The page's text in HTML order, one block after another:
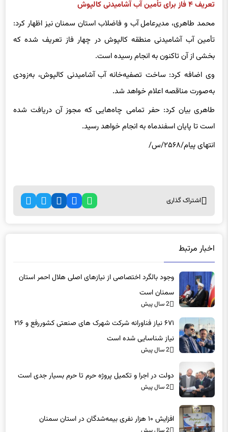
تعریف ۴ فاز برای تأمین آب آشامیدنی کالپوش
محمد طاهری، مدیرعامل آب و فاضلاب استان سمنان نیز اظهار کرد:
تأمین آب آشامیدنی منطقه کالپوش در چهار فاز تعریف شده که
بخشی از آن تاکنون به انجام رسیده است.
وی اضافه کرد: ساخت تصفیه‌خانه آب آشامیدنی کالپوش، به‌زودی
به‌صورت مناقصه اعلام خواهد شد.‌
طاهری بیان کرد: حفر تمامی چاه‌هایی که مجوز آن دریافت شده
است تا پایان اسفندماه به انجام خواهد رسید.
انتهای پیام/۲۵۶۸/س/
اشتراک گذاری
اخبار مرتبط
وجود بالگرد اختصاصی از نیازهای اصلی هلال احمر استان
سمنان است
2 سال پیش
۶۷۱ نیاز فناورانه شرکت شهرک های صنعتی کشوررفع و ۲۱۶
نیاز شناسایی شده است
2 سال پیش
دولت در اجرا و تکمیل پروژه حرم تا حرم بسیار جدی است
2 سال پیش
افزایش ۱۰ هزار نفری بیمه‌شدگان در استان سمنان